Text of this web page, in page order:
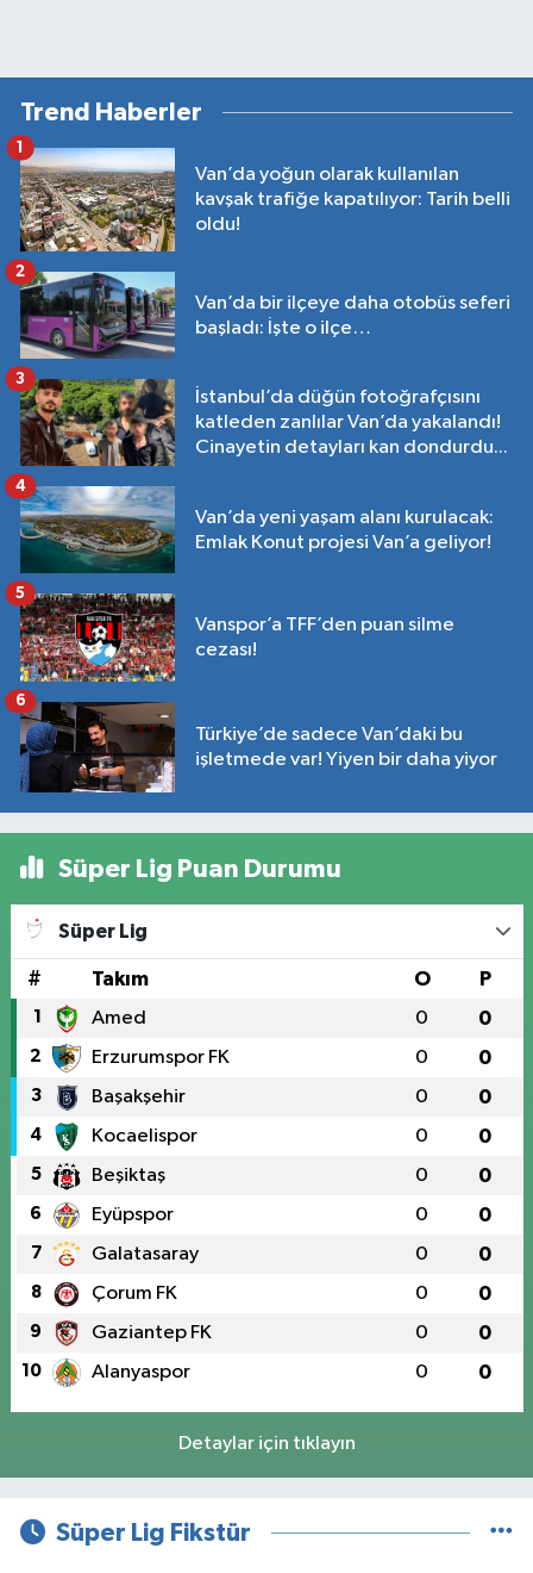
Trend Haberler
Van’da yoğun olarak kullanılan
kavşak trafiğe kapatılıyor: Tarih belli
oldu!
1
Van’da bir ilçeye daha otobüs seferi
başladı: İşte o ilçe…
2
İstanbul’da düğün fotoğrafçısını
katleden zanlılar Van’da yakalandı!
Cinayetin detayları kan dondurdu...
3
Van’da yeni yaşam alanı kurulacak:
Emlak Konut projesi Van’a geliyor!
4
Vanspor’a TFF’den puan silme
cezası!
5
Türkiye’de sadece Van’daki bu
işletmede var! Yiyen bir daha yiyor
6
Süper Lig Puan Durumu
Süper Lig
# Takım O P
1 Amed 0 0
2 Erzurumspor FK 0 0
3 Başakşehir 0 0
4 Kocaelispor 0 0
5 Beşiktaş 0 0
6 Eyüpspor 0 0
7 Galatasaray 0 0
8 Çorum FK 0 0
9 Gaziantep FK 0 0
10 Alanyaspor 0 0
Detaylar için tıklayın
Süper Lig Fikstür